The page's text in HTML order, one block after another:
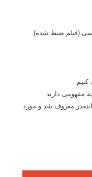
(فیلم ضبط شده)
مفهومی دارند
معروف شد و مورد